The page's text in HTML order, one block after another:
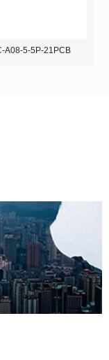
A08-5-5P-21PCB